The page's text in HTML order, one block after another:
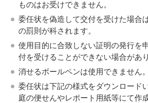
ものはお受けできません。
委任状を偽造して交付を受けた場合
の罰則が科されます。
使用目的に合致しない証明の発行を
付を受けることができない場合があ
消せるボールペンは使用できません。
委任状は下記の様式をダウンロード
庭の便せんやレポート用紙等にて作